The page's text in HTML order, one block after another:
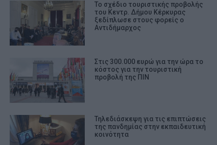
Το σχέδιο τουριστικής προβολής
του Κεντρ. Δήμου Κέρκυρας
ξεδίπλωσε στους φορείς ο
Αντιδήμαρχος
Στις 300.000 ευρώ για την ώρα το
κόστος για την τουριστική
προβολή της ΠΙΝ
Τηλεδιάσκεψη για τις επιπτώσεις
της πανδημίας στην εκπαιδευτική
κοινότητα